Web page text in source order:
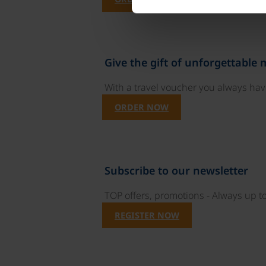
Give the gift of unforgettable
With a travel voucher you always
ORDER NOW
Subscribe to our newsletter
TOP offers, promotions - Always up
REGISTER NOW